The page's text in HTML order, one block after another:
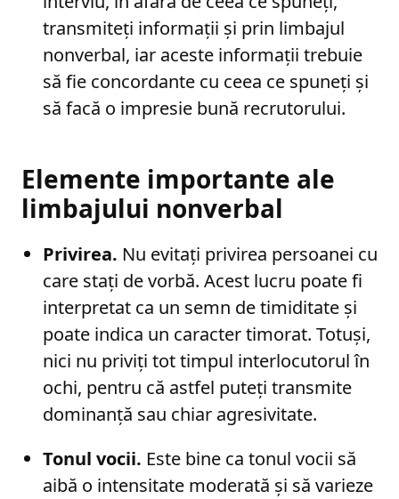
transmiteți informații și prin limbajul
nonverbal, iar aceste informații trebuie
să fie concordante cu ceea ce spuneți și
să facă o impresie bună recrutorului.
Elemente importante ale
limbajului nonverbal
Privirea. Nu evitați privirea persoanei cu
care stați de vorbă. Acest lucru poate fi
interpretat ca un semn de timiditate și
poate indica un caracter timorat. Totuși,
nici nu priviți tot timpul interlocutorul în
ochi, pentru că astfel puteți transmite
dominanță sau chiar agresivitate.
Tonul vocii. Este bine ca tonul vocii să
aibă o intensitate moderată și să varieze